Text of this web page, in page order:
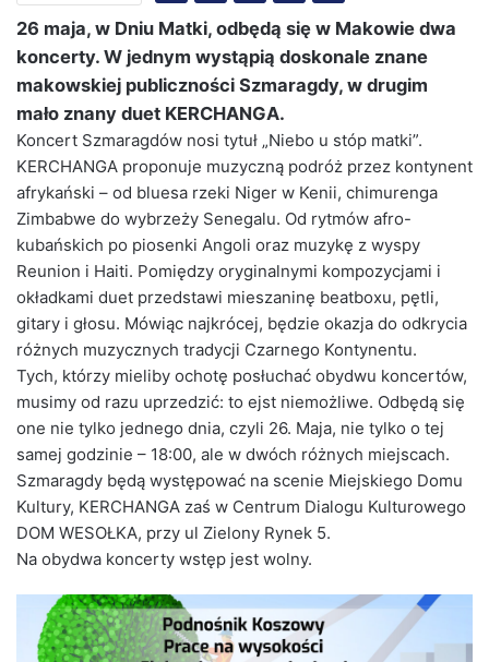
26 maja, w Dniu Matki, odbędą się w Makowie dwa
koncerty. W jednym wystąpią doskonale znane
makowskiej publiczności Szmaragdy, w drugim
mało znany duet KERCHANGA.
Koncert Szmaragdów nosi tytuł „Niebo u stóp matki”.
KERCHANGA proponuje muzyczną podróż przez kontynent
afrykański – od bluesa rzeki Niger w Kenii, chimurenga
Zimbabwe do wybrzeży Senegalu. Od rytmów afro-
kubańskich po piosenki Angoli oraz muzykę z wyspy
Reunion i Haiti. Pomiędzy oryginalnymi kompozycjami i
okładkami duet przedstawi mieszaninę beatboxu, pętli,
gitary i głosu. Mówiąc najkrócej, będzie okazja do odkrycia
różnych muzycznych tradycji Czarnego Kontynentu.
Tych, którzy mieliby ochotę posłuchać obydwu koncertów,
musimy od razu uprzedzić: to ejst niemożliwe. Odbędą się
one nie tylko jednego dnia, czyli 26. Maja, nie tylko o tej
samej godzinie – 18:00, ale w dwóch różnych miejscach.
Szmaragdy będą występować na scenie Miejskiego Domu
Kultury, KERCHANGA zaś w Centrum Dialogu Kulturowego
DOM WESOŁKA, przy ul Zielony Rynek 5.
Na obydwa koncerty wstęp jest wolny.